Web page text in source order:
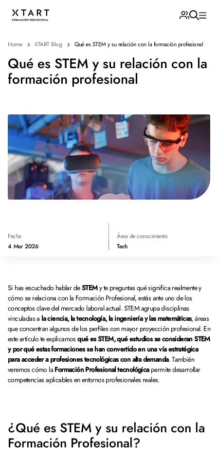
Home XTART Blog Qué es STEM y su relación con la formación profesional
Qué es STEM y su relación con la
formación profesional
Fecha
4 Mar 2026
Área de conocimiento
Tech
Si has escuchado hablar deSTEMy te preguntas qué significa realmente y
cómo se relaciona con la Formación Profesional, estás ante uno de los
conceptos clave del mercado laboral actual. STEM agrupa disciplinas
vinculadas a la ciencia, la tecnología, la ingeniería y las matemáticas, áreas
que concentran algunos de los perfiles con mayor proyección profesional. En
este artículo te explicamosqué es STEM, qué estudios se consideran STEM
y por qué estas formaciones se han convertido en una vía estratégica
para acceder a profesiones tecnológicas con alta demanda. También
veremos cómo la Formación Profesional tecnológicapermite desarrollar
competencias aplicables en entornos profesionales reales.
¿Qué es STEM y su relación con la
Formación Profesional?